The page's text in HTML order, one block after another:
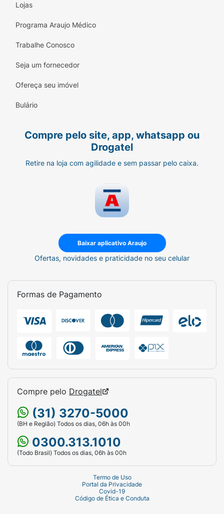
Lojas
Programa Araujo Médico
Trabalhe Conosco
Seja um fornecedor
Ofereça seu imóvel
Bulário
Compre pelo site, app, whatsapp ou
Drogatel
Retire na loja com agilidade e sem passar pelo caixa.
Baixar aplicativo Araujo
Ofertas, novidades e praticidade no seu celular
Formas de Pagamento
Compre pelo Drogatel
(31) 3270-5000
(BH e Região) Todos os dias, 06h às 00h
0300.313.1010
(Todo Brasil) Todos os dias, 06h às 00h
Termo de Uso
Portal da Privacidade
Covid-19
Código de Ética e Conduta